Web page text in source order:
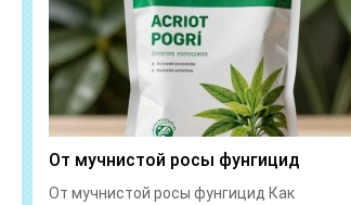
От мучнистой росы фунгицид
От мучнистой росы фунгицид Как